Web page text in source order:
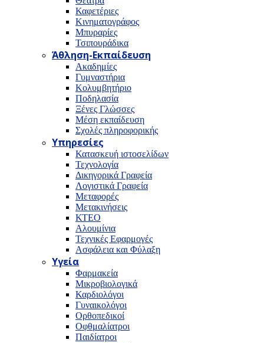
Καφετέριες
Κινηματογράφος
Μπυραρίες
Τσιπουράδικα
Άθληση-Εκπαίδευση
Ακαδημίες
Γυμναστήρια
Κολυμβητήριο
Ποδηλασία
Ξένες Γλώσσες
Μέση εκπαίδευση
Σχολές πληροφορικής
Υπηρεσίες
Κατασκευή ιστοσελίδων
Τεχνολογία
Δικηγορικά Γραφεία
Λογιστικά Γραφεία
Μεταφορές
Μετακινήσεις
ΚΤΕΟ
Αλουμίνια
Τεχνικές Εφαρμογές
Ασφάλεια και Φύλαξη
Υγεία
Φαρμακεία
Μικροβιολογικά
Καρδιολόγοι
Γυναικολόγοι
Ορθοπεδικοί
Οφθμαλίατροι
Παιδίατροι